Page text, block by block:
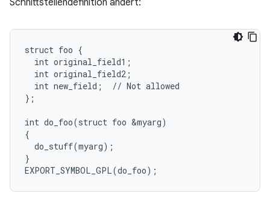
struct foo {
  int original_field1;
  int original_field2;
  int new_field;  // Not allowed
};
int do_foo(struct foo &myarg)
{
  do_stuff(myarg);
}